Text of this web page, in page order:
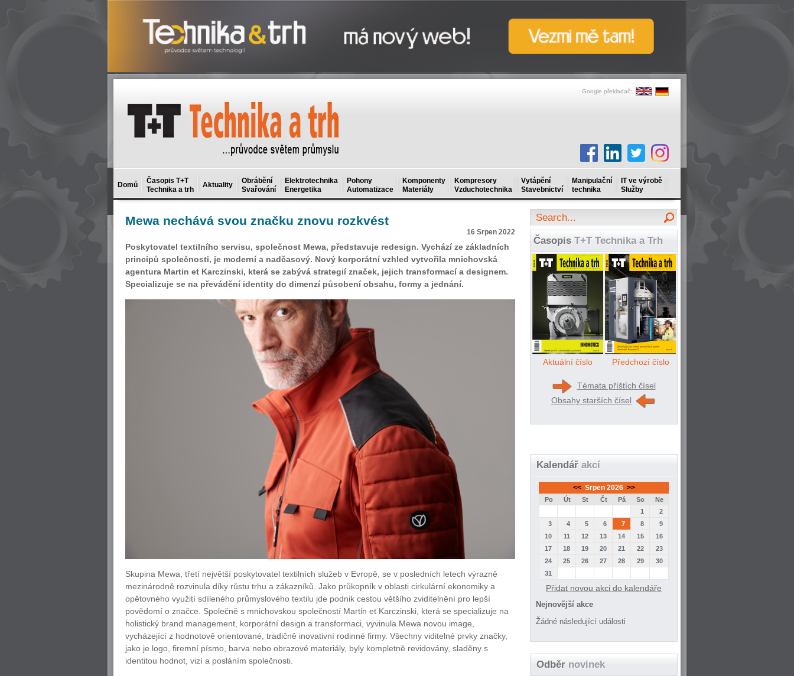
Google překladač:
Domů
Časopis T+T
Technika a trh
Aktuality
Obrábění
Svařování
Elektrotechnika
Energetika
Pohony
Automatizace
Komponenty
Materiály
Kompresory
Vzduchotechnika
Vytápění
Stavebnictví
Manipulační
technika
IT ve výrobě
Služby
Mewa nechává svou značku znovu rozkvést
16 Srpen 2022
Poskytovatel textilního servisu, společnost Mewa, představuje redesign. Vychází ze základních
principů společnosti, je moderní a nadčasový. Nový korporátní vzhled vytvořila mnichovská
agentura Martin et Karczinski, která se zabývá strategií značek, jejich transformací a designem.
Specializuje se na převádění identity do dimenzí působení obsahu, formy a jednání.
Skupina Mewa, třetí největší poskytovatel textilních služeb v Evropě, se v posledních letech výrazně
mezinárodně rozvinula díky růstu trhu a zákazníků. Jako průkopník v oblasti cirkulární ekonomiky a
opětovného využití sdíleného průmyslového textilu jde podnik cestou většího zviditelnění pro lepší
povědomí o značce. Společně s mnichovskou společností Martin et Karczinski, která se specializuje na
holistický brand management, korporátní design a transformaci, vyvinula Mewa novou image,
vycházející z hodnotově orientované, tradičně inovativní rodinné firmy. Všechny viditelné prvky značky,
jako je logo, firemní písmo, barva nebo obrazové materiály, byly kompletně revidovány, sladěny s
identitou hodnot, vizí a posláním společnosti.
Časopis T+T Technika a Trh
Aktuální číslo Předchozí číslo
Témata příštích čísel
Obsahy starších čísel
Kalendář akcí
<< Srpen 2026 >>
Po Út St Čt Pá So
Ne
1
2
3
4 5 6 7 8
9
10
11 12 13 14 15
16
17
18 19 20 21 22
23
24
25 26 27 28 29
30
31
Přidat novou akci do kalendáře
Nejnovější akce
Žádné následující události
Odběr novinek